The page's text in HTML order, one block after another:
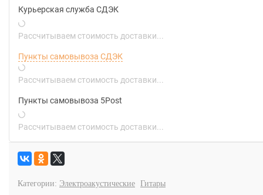
Курьерская служба СДЭК
Рассчитываем стоимость доставки...
Пункты самовывоза СДЭК
Рассчитываем стоимость доставки...
Пункты самовывоза 5Post
Рассчитываем стоимость доставки...
Категории: Электроакустические Гитары